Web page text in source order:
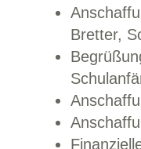
Bretter,